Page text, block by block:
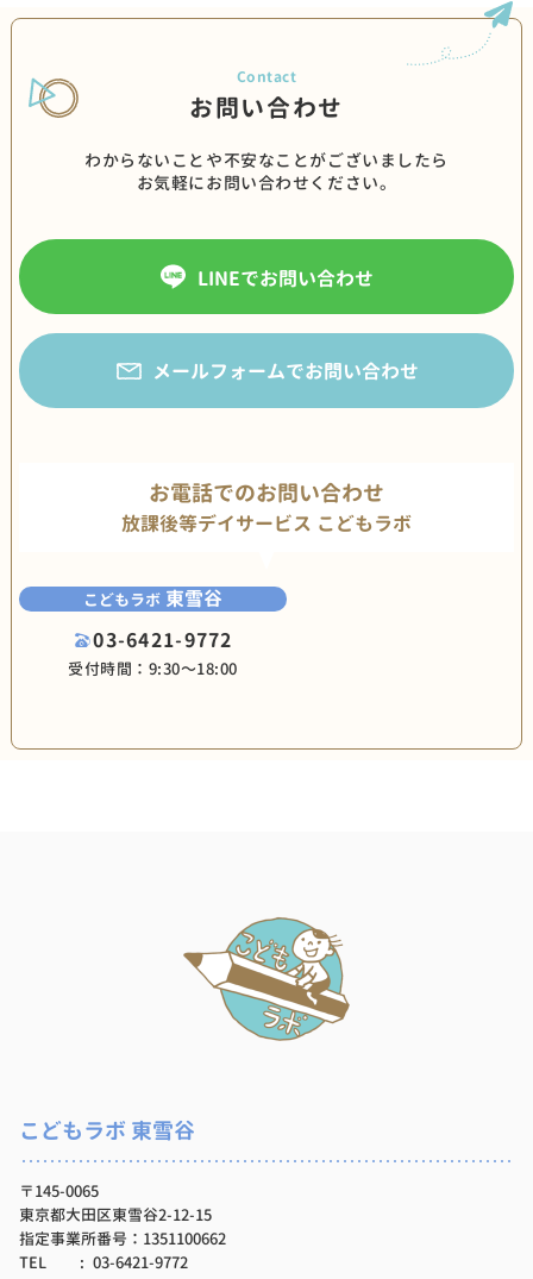
お問い合わせ
わからないことや不安なことがございましたら
お気軽にお問い合わせください。
LINEでお問い合わせ
メールフォームでお問い合わせ
お電話でのお問い合わせ
放課後等デイサービス こどもラボ
こどもラボ 東雪谷
03-6421-9772
受付時間：9:30〜18:00
こどもラボ 東雪谷
〒145-0065
東京都大田区東雪谷2-12-15
指定事業所番号：1351100662
TEL
03-6421-9772